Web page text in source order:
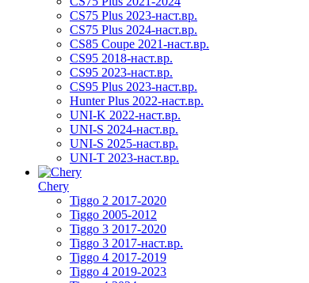
CS75 Plus 2023-наст.вр.
CS75 Plus 2024-наст.вр.
CS85 Coupe 2021-наст.вр.
CS95 2018-наст.вр.
CS95 2023-наст.вр.
CS95 Plus 2023-наст.вр.
Hunter Plus 2022-наст.вр.
UNI-K 2022-наст.вр.
UNI-S 2024-наст.вр.
UNI-S 2025-наст.вр.
UNI-T 2023-наст.вр.
Chery
Tiggo 2 2017-2020
Tiggo 2005-2012
Tiggo 3 2017-2020
Tiggo 3 2017-наст.вр.
Tiggo 4 2017-2019
Tiggo 4 2019-2023